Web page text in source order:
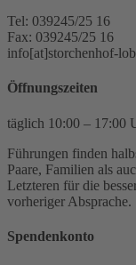
Tel: 039245/25 16
Fax: 039245/25 16
info[at]storchenhof-
Öffnungszeiten
täglich 10:00 – 17:00
Führungen finden
Paare, Familien als
Letzteren für die
vorheriger Absprache.
Spendenkonto